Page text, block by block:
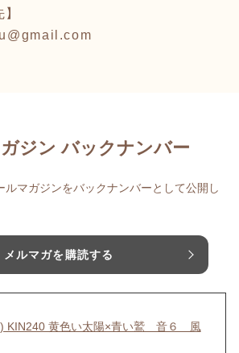
ジン バックナンバー
ルマガジンをバックナンバーとして公開し
メルマガを購読する
KIN240 黄色い太陽×青い鷲 音６ 風